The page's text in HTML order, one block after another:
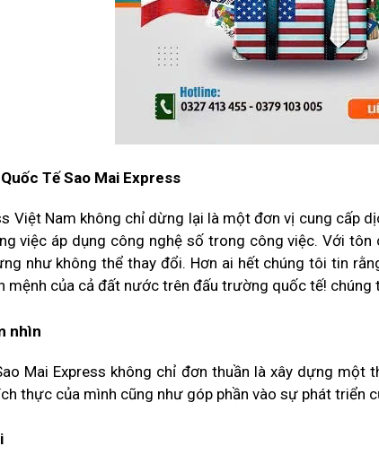
Tế Sao Mai Express
Việt Nam không chỉ dừng lại là một đơn vị cung cấp
việc áp dụng công nghệ số trong công việc. Với
như không thể thay đổi. Hơn ai hết chúng tôi tin
mệnh của cả đất nước trên đấu trường quốc tế!
nhìn
Mai Express không chỉ đơn thuần là xây dựng
thực của mình cũng như góp phần vào sự phát triển